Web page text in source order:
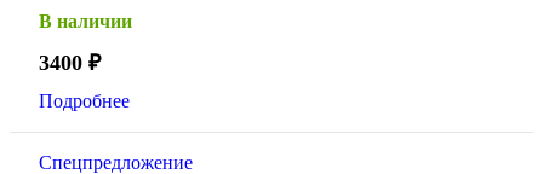
В наличии
3400 ₽
Подробнее
Спецпредложение